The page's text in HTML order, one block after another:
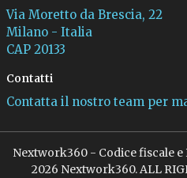
Via Moretto da Brescia, 22
Milano - Italia
CAP 20133
Contatti
Contatta il nostro team per
Nextwork360 - Codice fiscale
2026 Nextwork360. ALL